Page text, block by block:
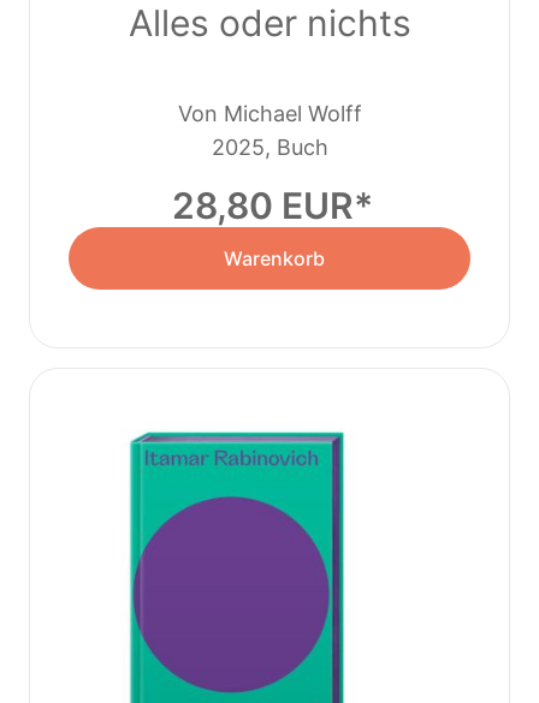
Alles oder nichts
Von Michael Wolff
2025, Buch
28,80 EUR
Warenkorb